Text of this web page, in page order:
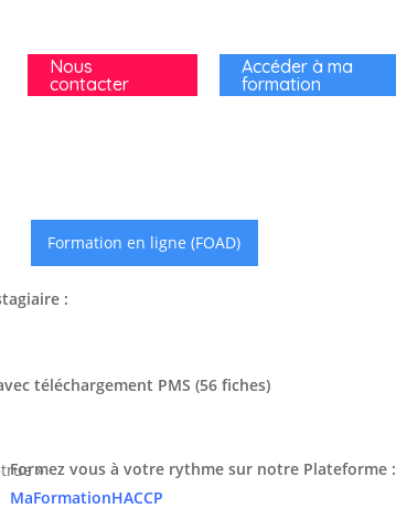
Nous
contacter
Accéder à ma
formation
Formation en ligne (FOAD)
:
téléchargement PMS (56 fiches)
»
Formez vous à votre rythme sur notre Plateforme :
MaFormationHACCP